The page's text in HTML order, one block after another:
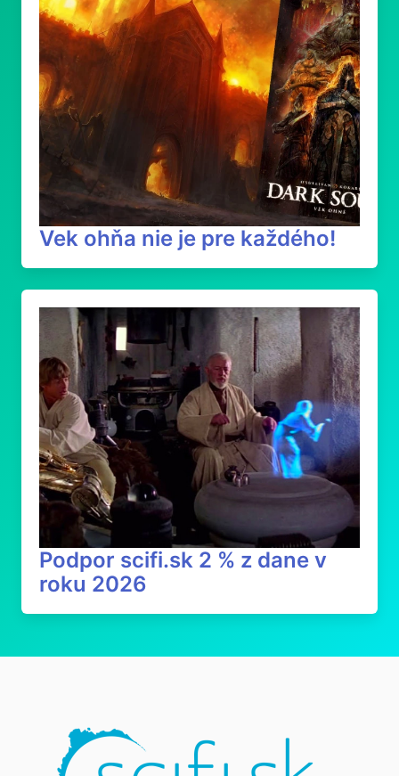
Vek ohňa nie je pre každého!
Podpor scifi.sk 2 % z dane v
roku 2026